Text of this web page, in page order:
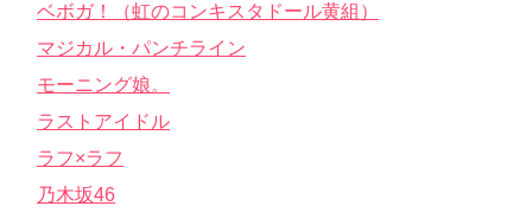
ベボガ！（虹のコンキスタドール黄組）
マジカル・パンチライン
モーニング娘。
ラストアイドル
ラフ×ラフ
乃木坂46